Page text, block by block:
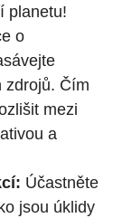
planetu!
o
zdrojů. Čím
mezi
a
Účastněte
jsou úklidy